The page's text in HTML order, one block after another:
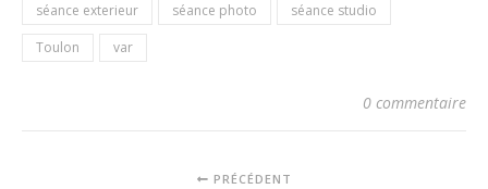
séance exterieur
séance photo
séance studio
Toulon
var
0 commentaire
PRÉCÉDENT